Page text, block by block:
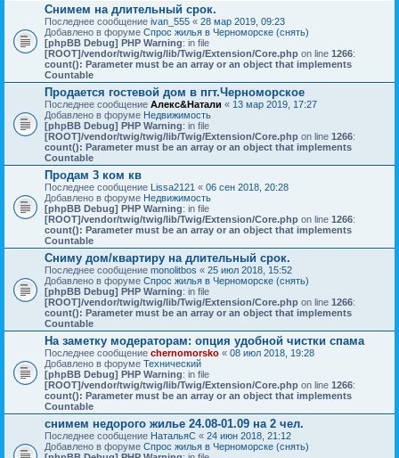
Снимем на длительный срок.
Последнее сообщение ivan_555 « 28 мар 2019, 09:23
Добавлено в форуме Спрос жилья в Черноморске (снять)
[phpBB Debug] PHP Warning: in file
[ROOT]/vendor/twig/twig/lib/Twig/Extension/Core.php on line 1266:
count(): Parameter must be an array or an object that implements
Countable
Продается гостевой дом в пгт.Черноморское
Последнее сообщение Алекс&Натали « 13 мар 2019, 17:27
Добавлено в форуме Недвижимость
[phpBB Debug] PHP Warning: in file
[ROOT]/vendor/twig/twig/lib/Twig/Extension/Core.php on line 1266:
count(): Parameter must be an array or an object that implements
Countable
Продам 3 ком кв
Последнее сообщение Lissa2121 « 06 сен 2018, 20:28
Добавлено в форуме Недвижимость
[phpBB Debug] PHP Warning: in file
[ROOT]/vendor/twig/twig/lib/Twig/Extension/Core.php on line 1266:
count(): Parameter must be an array or an object that implements
Countable
Сниму дом/квартиру на длительный срок.
Последнее сообщение monolitbos « 25 июл 2018, 15:52
Добавлено в форуме Спрос жилья в Черноморске (снять)
[phpBB Debug] PHP Warning: in file
[ROOT]/vendor/twig/twig/lib/Twig/Extension/Core.php on line 1266:
count(): Parameter must be an array or an object that implements
Countable
На заметку модераторам: опция удобной чистки спама
Последнее сообщение chernomorsko « 08 июл 2018, 19:28
Добавлено в форуме Технический
[phpBB Debug] PHP Warning: in file
[ROOT]/vendor/twig/twig/lib/Twig/Extension/Core.php on line 1266:
count(): Parameter must be an array or an object that implements
Countable
снимем недорого жилье 24.08-01.09 на 2 чел.
Последнее сообщение НатальяС « 24 июн 2018, 21:12
Добавлено в форуме Спрос жилья в Черноморске (снять)